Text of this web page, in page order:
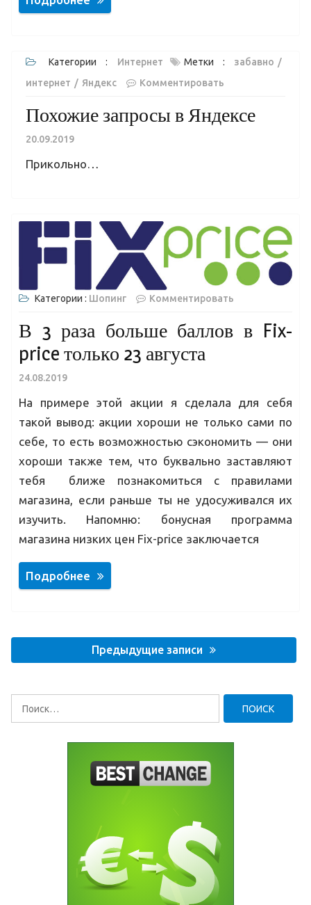
Категории : Интернет Метки : забавно
интернет
Яндекс Комментировать
Похожие запросы в Яндексе
20.09.2019
Прикольно…
Категории : Шопинг Комментировать
В 3 раза больше баллов в Fix-
price только 23 августа
24.08.2019
На примере этой акции я сделала для себя
такой вывод: акции хороши не только сами по
себе, то есть возможностью сэкономить — они
хороши также тем, что буквально заставляют
тебя ближе познакомиться с правилами
магазина, если раньше ты не удосуживался их
изучить. Напомню: бонусная программа
магазина низких цен Fix-price заключается
Подробнее
Навигация
записям
Предыдущие записи